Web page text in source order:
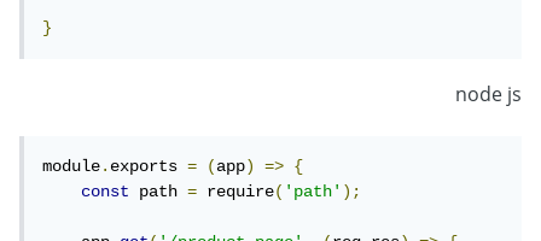
}
node js
module.exports = (app) =>
{
const
path = require('path');